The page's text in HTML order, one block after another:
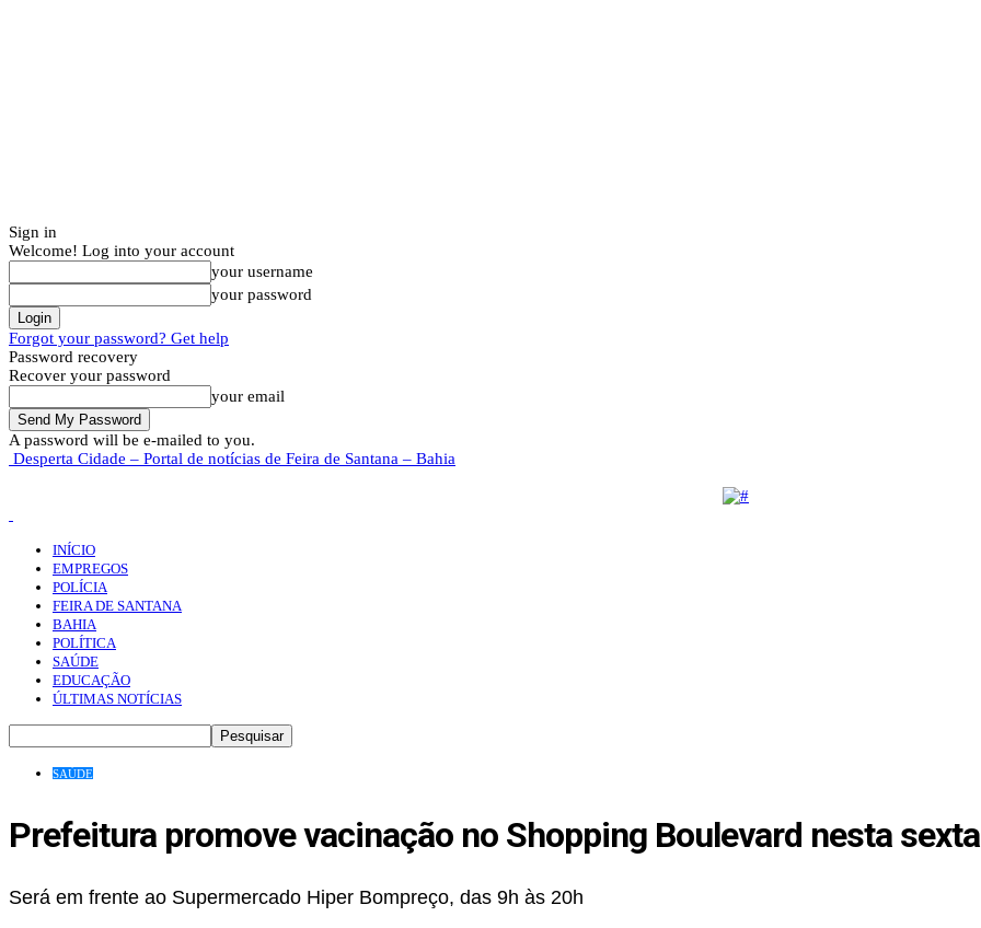
Sign in
Welcome! Log into your account
your username
your password
Forgot your password? Get help
Password recovery
Recover your password
your email
A password will be e-mailed to you.
Desperta Cidade – Portal de notícias de Feira de Santana – Bahia
INÍCIO
EMPREGOS
POLÍCIA
FEIRA DE SANTANA
BAHIA
POLÍTICA
SAÚDE
EDUCAÇÃO
ÚLTIMAS NOTÍCIAS
SAÚDE
Prefeitura promove vacinação no Shopping Boulevard nesta
Será em frente ao Supermercado Hiper Bompreço, das 9h às 20h